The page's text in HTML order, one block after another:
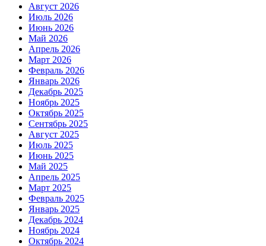
Август 2026
Июль 2026
Июнь 2026
Май 2026
Апрель 2026
Март 2026
Февраль 2026
Январь 2026
Декабрь 2025
Ноябрь 2025
Октябрь 2025
Сентябрь 2025
Август 2025
Июль 2025
Июнь 2025
Май 2025
Апрель 2025
Март 2025
Февраль 2025
Январь 2025
Декабрь 2024
Ноябрь 2024
Октябрь 2024